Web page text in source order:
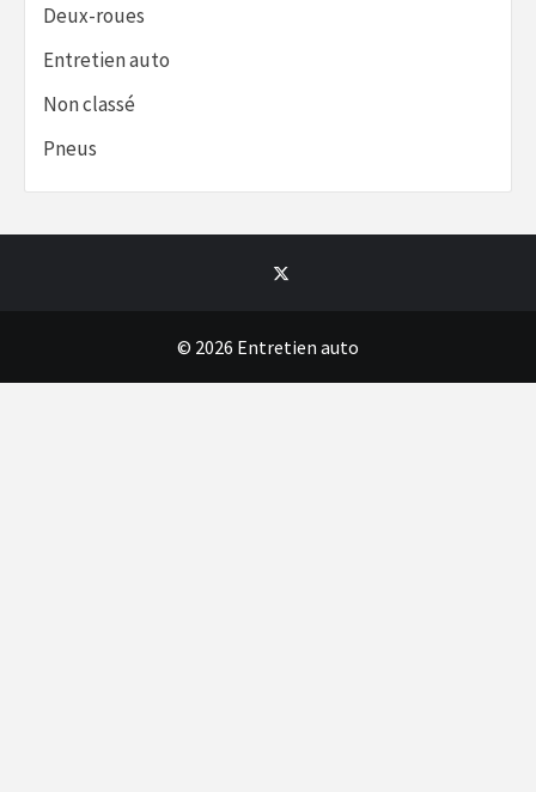
Deux-roues
Entretien auto
Non classé
Pneus
Twitter
© 2026 Entretien auto